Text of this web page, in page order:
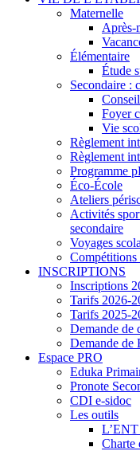
Maternelle
Après-
Élémentaire
Étude
Secondaire :
Foyer
Vie
Règlement
Règlement
Programme
Éco-École
Ateliers
Activités
secondaire
Voyages
Compétitions
INSCRIPTIONS
Inscriptions
Tarifs 2026-
Tarifs 2025-
Demande de
Demande de
Espace PRO
Eduka
Pronote
CDI e-sidoc
Les outils
L’ENT
Charte